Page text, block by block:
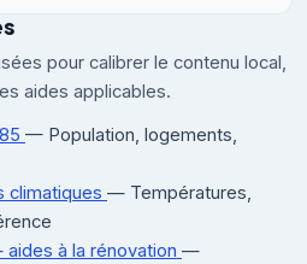
pour calibrer le contenu local,
aides applicables.
— Population, logements,
climatiques — Températures,
à la rénovation —